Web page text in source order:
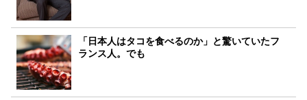
「日本人はタコを食べるのか」と驚いていたフ
ランス人。でも